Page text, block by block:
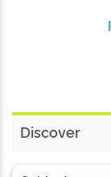
Discover